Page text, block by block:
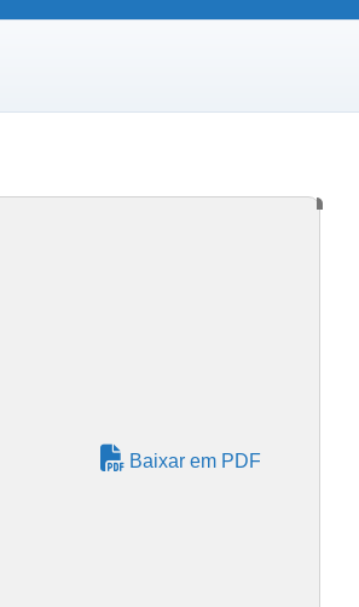
Baixar em PDF